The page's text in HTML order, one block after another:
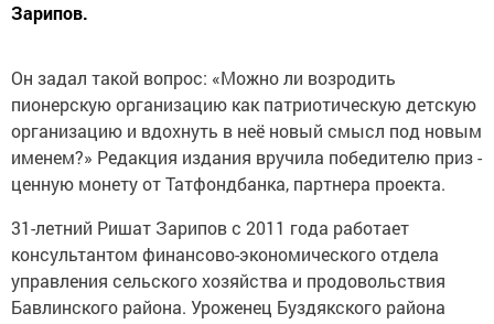
Зарипов.
Он задал такой вопрос: «Можно ли возродить
пионерскую организацию как патриотическую детскую
организацию и вдохнуть в неё новый смысл под новым
именем?» Редакция издания вручила победителю приз -
ценную монету от Татфондбанка, партнера проекта.
31-летний Ришат Зарипов с 2011 года работает
консультантом финансово-экономического отдела
управления сельского хозяйства и продовольствия
Бавлинского района. Уроженец Буздякского района